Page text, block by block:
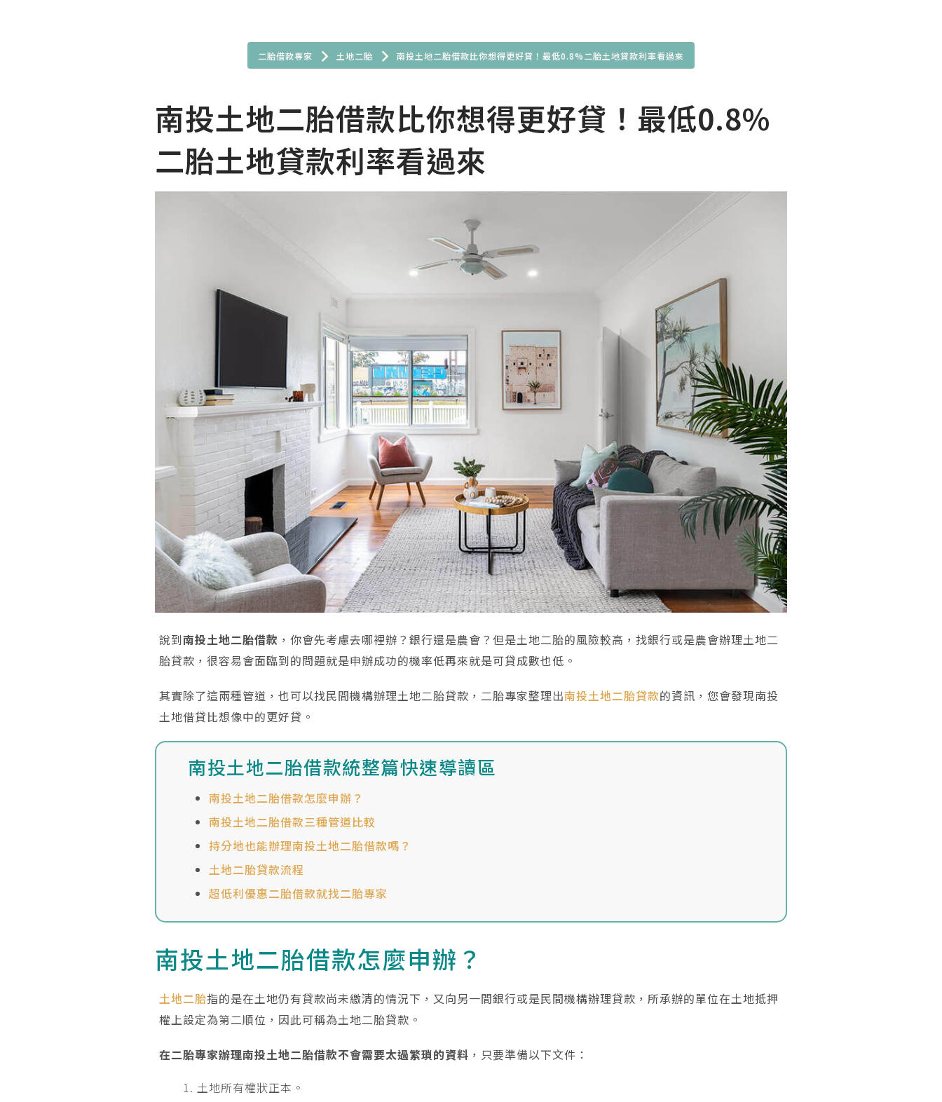
二胎借款專家 土地二胎 南投土地二胎借款比你想得更好貸！最低0.8%二胎土地貸款利率看過來
南投土地二胎借款比你想得更好貸！最低0.8%
二胎土地貸款利率看過來
說到南投土地二胎借款 ，你會先考慮去哪裡辦？銀行還是農會？但是土地二胎的風險較高，找銀行或是農會辦理土地二
胎貸款，很容易會面臨到的問題就是申辦成功的機率低再來就是可貸成數也低。
其實除了這兩種管道，也可以找民間機構辦理土地二胎貸款，二胎專家整理出南投土地二胎貸款的資訊，您會發現南投
土地借貸比想像中的更好貸。
南投土地二胎借款統整篇快速導讀區
南投土地二胎借款怎麼申辦？
南投土地二胎借款三種管道比較
持分地也能辦理南投土地二胎借款嗎？
土地二胎貸款流程
超低利優惠二胎借款就找二胎專家
南投土地二胎借款怎麼申辦？
土地二胎指的是在土地仍有貸款尚未繳清的情況下，又向另一間銀行或是民間機構辦理貸款，所承辦的單位在土地抵押
權上設定為第二順位，因此可稱為土地二胎貸款。
在二胎專家辦理南投土地二胎借款不會需要太過繁瑣的資料 ，只要準備以下文件：
土地所有權狀正本。